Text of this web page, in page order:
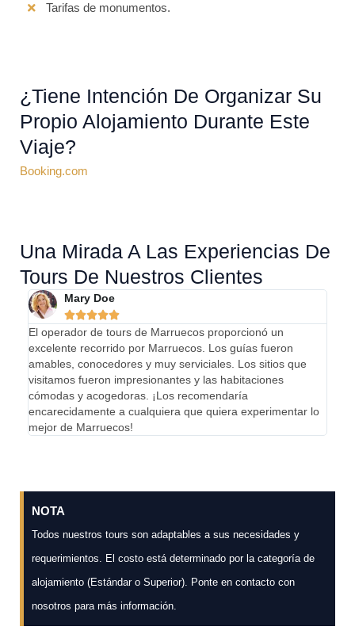
Tarifas de monumentos.
¿Tiene Intención De Organizar Su
Propio Alojamiento Durante Este
Viaje?
Booking.com
Una Mirada A Las Experiencias De
Tours De Nuestros Clientes
Mary Doe

El operador de tours de Marruecos proporcionó un
excelente recorrido por Marruecos. Los guías fueron
amables, conocedores y muy serviciales. Los sitios que
visitamos fueron impresionantes y las habitaciones
cómodas y acogedoras. ¡Los recomendaría
encarecidamente a cualquiera que quiera experimentar lo
mejor de Marruecos!
NOTA
Todos nuestros tours son adaptables a sus necesidades y
requerimientos. El costo está determinado por la categoría de
alojamiento (Estándar o Superior). Ponte en contacto con
nosotros para más información.